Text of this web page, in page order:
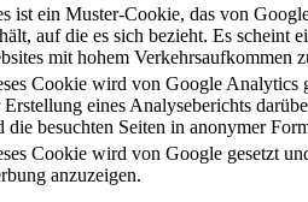
ist ein Muster-Cookie, das von
auf die es sich bezieht. Es scheint
mit hohem Verkehrsaufkommen
Cookie wird von Google Analytics
Erstellung eines Analyseberichts
die besuchten Seiten in anonymer
Cookie wird von Google gesetzt
anzuzeigen.